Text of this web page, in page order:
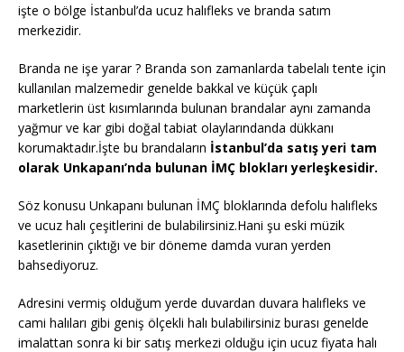
işte o bölge İstanbul’da ucuz halıfleks ve branda satım
merkezidir.
Branda ne işe yarar ? Branda son zamanlarda tabelalı tente için
kullanılan malzemedir genelde bakkal ve küçük çaplı
marketlerin üst kısımlarında bulunan brandalar aynı zamanda
yağmur ve kar gibi doğal tabiat olaylarındanda dükkanı
korumaktadır.İşte bu brandaların İstanbul’da satış yeri tam
olarak Unkapanı’nda bulunan İMÇ blokları yerleşkesidir.
Söz konusu Unkapanı bulunan İMÇ bloklarında defolu halıfleks
ve ucuz halı çeşitlerini de bulabilirsiniz.Hani şu eski müzik
kasetlerinin çıktığı ve bir döneme damda vuran yerden
bahsediyoruz.
Adresini vermiş olduğum yerde duvardan duvara halıfleks ve
cami halıları gibi geniş ölçekli halı bulabilirsiniz burası genelde
imalattan sonra ki bir satış merkezi olduğu için ucuz fiyata halı